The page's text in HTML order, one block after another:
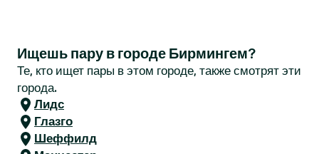
Ищешь пару в городе Бирмингем?
Те, кто ищет пары в этом городе, также смотрят эти
города.
Лидс
Глазго
Шеффилд